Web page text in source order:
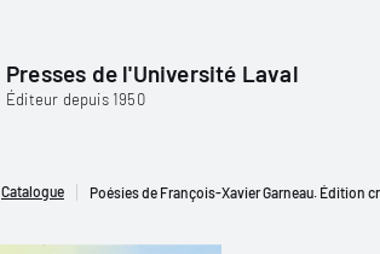
Presses de l'Université Laval
Éditeur depuis 1950
Catalogue Poésies de François-Xavier Garneau. Édition